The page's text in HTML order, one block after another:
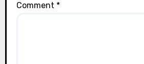
Comment *